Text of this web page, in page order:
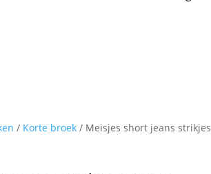
/ Korte broek/ Meisjes short jeans strikjes